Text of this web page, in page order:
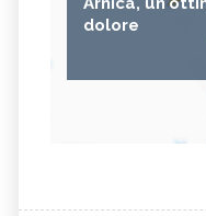
dolore